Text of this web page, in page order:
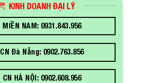
KINH DOANH ĐẠI LÝ
MIỀN NAM: 0931.843.956
CN Đà Nẵng: 0902.763.856
CN HÀ NỘI: 0902.608.956